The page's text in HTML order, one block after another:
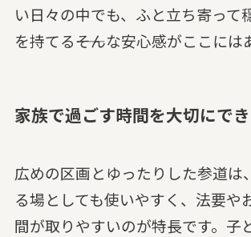
い日々の中でも、ふと立ち寄って
を持てる――そんな安心感がここには
家族で過ごす時間を大切にで
広めの区画とゆったりした参道は
る場としても使いやすく、法要や
間が取りやすいのが特長です。子